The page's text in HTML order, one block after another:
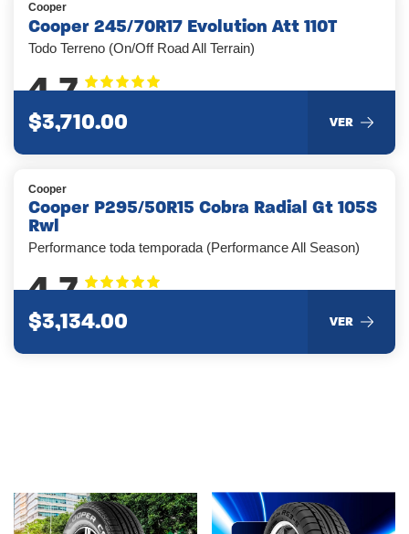
Cooper
Cooper 245/70R17 Evolution Att 110T
Todo Terreno (On/Off Road All Terrain)
4.7
$3,710.00 VER
Cooper
Cooper P295/50R15 Cobra Radial Gt 105S
Rwl
Performance toda temporada (Performance All Season)
4.7
$3,134.00 VER